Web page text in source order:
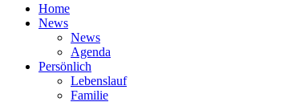
Home
News
News
Agenda
Persönlich
Lebenslauf
Familie